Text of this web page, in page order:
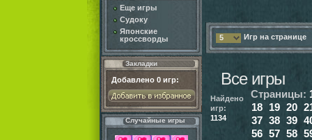
Еще игры
Судоку
Японские
кроссворды
Закладки
Добавлено 0 игр:
Случайные игры
5 Игр на странице
Все игры
Найдено
игр:
1134
Страницы:
18 19 20
37 38 39
56 57 58